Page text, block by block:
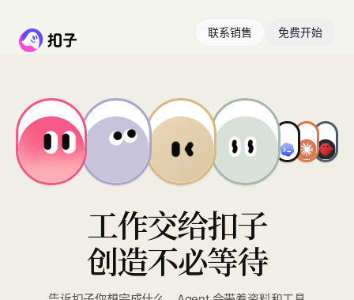
联系销售 免费开始
工作交给扣子
创造不必等待